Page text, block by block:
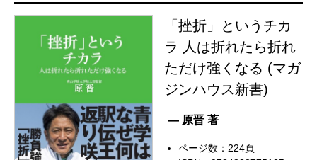
「挫折」というチカ
ラ 人は折れたら折れ
ただけ強くなる (マガ
ジンハウス新書)
— 原晋 著
ページ数：224頁